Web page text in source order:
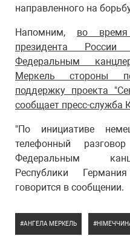
направленного на
Напомним, во время
президента
Федеральным
Меркель стороны
поддержку проекта
сообщает пресс-служба
"По инициативе
телефонный
Федеральным
Республики
говорится в сообщении.
АНГЕЛА МЕРКЕЛЬ